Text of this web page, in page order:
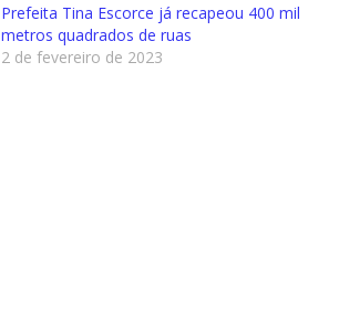
Prefeita Tina Escorce já recapeou 400 mil
metros quadrados de ruas
2 de fevereiro de 2023